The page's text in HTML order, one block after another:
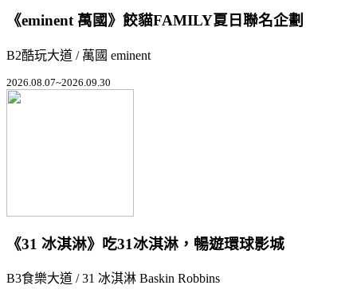
《eminent 萬國》餃貓FAMILY夏日聯名企劃
B2酷玩大道 / 萬國 eminent
2026.08.07~2026.09.30
《31 冰淇淋》吃31冰淇淋，暢遊環球影城
B3食樂大道 / 31 冰淇淋 Baskin Robbins